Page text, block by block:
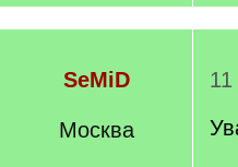
SeMiD
Москва